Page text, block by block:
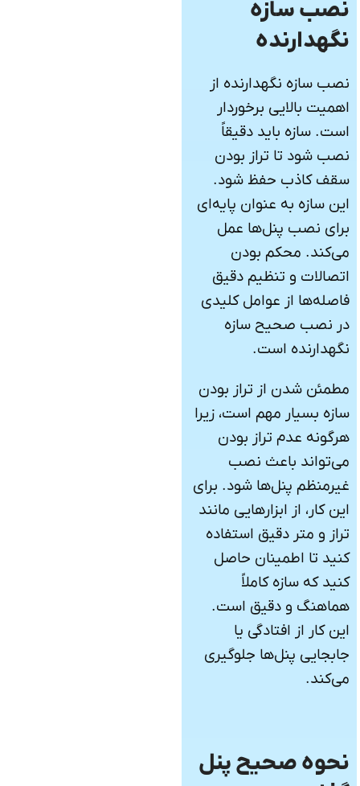
نصب سازه
نگهدارنده
نصب سازه نگهدارنده از
اهمیت بالایی برخوردار
است. سازه باید دقیقاً
نصب شود تا تراز بودن
سقف کاذب حفظ شود.
این سازه به عنوان پایه‌ای
برای نصب پنل‌ها عمل
می‌کند. محکم بودن
اتصالات و تنظیم دقیق
فاصله‌ها از عوامل کلیدی
در نصب صحیح سازه
نگهدارنده است.
مطمئن شدن از تراز بودن
سازه بسیار مهم است، زیرا
هرگونه عدم تراز بودن
می‌تواند باعث نصب
غیرمنظم پنل‌ها شود. برای
این کار، از ابزارهایی مانند
تراز و متر دقیق استفاده
کنید تا اطمینان حاصل
کنید که سازه کاملاً
هماهنگ و دقیق است.
این کار از افتادگی یا
جابجایی پنل‌ها جلوگیری
می‌کند.
نحوه صحیح پنل